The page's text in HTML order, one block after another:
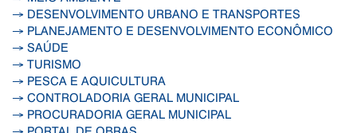
→ DESENVOLVIMENTO URBANO E TRANSPORTES
→ PLANEJAMENTO E DESENVOLVIMENTO ECONÔMICO
→ SAÚDE
→ TURISMO
→ PESCA E AQUICULTURA
→ CONTROLADORIA GERAL MUNICIPAL
→ PROCURADORIA GERAL MUNICIPAL